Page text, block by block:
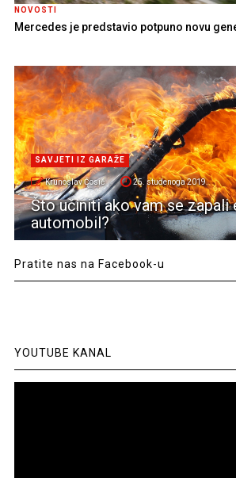
NOVOSTI
Mercedes je predstavio potpuno novu
SAVJETI IZ GARAŽE
Krunoslav Ćosić 25. studenoga 2019.
Što učiniti ako vam se zapali
automobil?
Pratite nas na Facebook-u
YOUTUBE KANAL